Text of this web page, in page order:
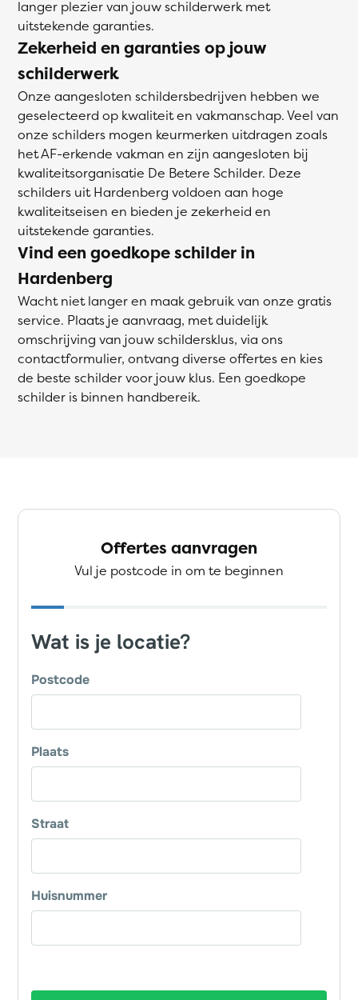
langer plezier van jouw schilderwerk met
uitstekende garanties.
Zekerheid en garanties op jouw
schilderwerk
Onze aangesloten schildersbedrijven hebben we
geselecteerd op kwaliteit en vakmanschap. Veel van
onze schilders mogen keurmerken uitdragen zoals
het AF-erkende vakman en zijn aangesloten bij
kwaliteitsorganisatie De Betere Schilder. Deze
schilders uit Hardenberg voldoen aan hoge
kwaliteitseisen en bieden je zekerheid en
uitstekende garanties.
Vind een goedkope schilder in
Hardenberg
Wacht niet langer en maak gebruik van onze gratis
service. Plaats je aanvraag, met duidelijk
omschrijving van jouw schildersklus, via ons
contactformulier, ontvang diverse offertes en kies
de beste schilder voor jouw klus. Een goedkope
schilder is binnen handbereik.
Offertes aanvragen
Vul je postcode in om te beginnen